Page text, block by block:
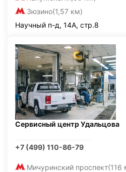
Зюзино(1,57 км)
Научный п-д, 14А, стр.8
Сервисный центр Удальцова
+7 (499) 110-86-79
Мичуринский проспект(116